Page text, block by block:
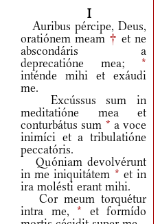
I
Auribus pércipe, Deus,
oratiónem meam † et ne
abscondáris a
deprecatióne mea; *
inténde mihi et exáudi
me.
Excússus sum in
meditatióne mea et
conturbátus sum * a voce
inimíci et a tribulatióne
peccatóris.
Quóniam devolvérunt
in me iniquitátem * et in
ira molésti erant mihi.
Cor meum torquétur
intra me, * et formído